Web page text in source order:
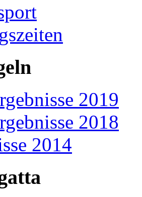
2019
2018
2014